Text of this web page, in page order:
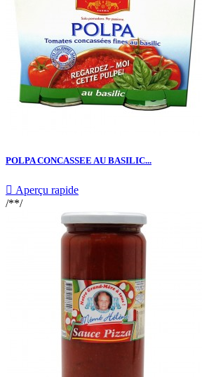
POLPA CONCASSEE AU BASILIC...
 Aperçu rapide
/**/